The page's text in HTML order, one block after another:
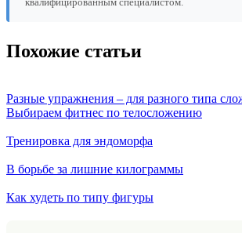
Похожие статьи
Разные упражнения – для разного типа
Выбираем фитнес по телосложению
Тренировка для эндоморфа
В борьбе за лишние килограммы
Как худеть по типу фигуры